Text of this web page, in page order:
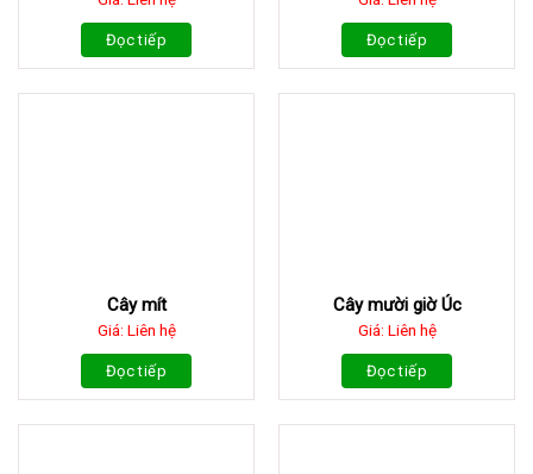
Đọc tiếp Đọc tiếp
Cây mít
Giá: Liên hệ
Đọc tiếp
Cây mười giờ Úc
Giá: Liên hệ
Đọc tiếp